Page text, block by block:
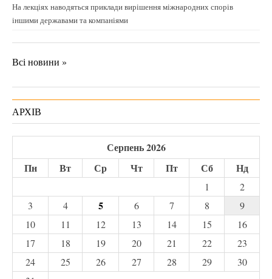
На лекціях наводяться приклади вирішення міжнародних спорів
іншими державами та компаніями
Всі новини »
АРХІВ
Серпень 2026
Пн
Вт Ср Чт Пт Сб Нд
1
2
3
4 5 6 7 8
9
10
11 12 13 14 15
16
17
18 19 20 21 22
23
24
25 26 27 28 29
30